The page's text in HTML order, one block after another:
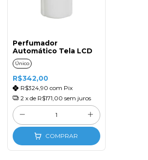
Perfumador
Automático Tela LCD
Único
R$342,00
R$324,90 com Pix
2 x de R$171,00 sem juros
COMPRAR